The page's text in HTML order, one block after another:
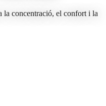
la concentració, el confort i la